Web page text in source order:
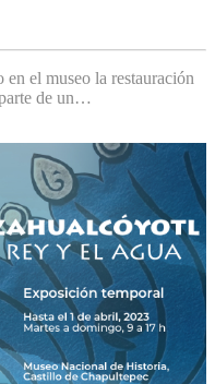
el museo la restauración
de un…